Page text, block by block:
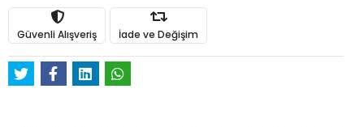
Güvenli Alışveriş İade ve Değişim